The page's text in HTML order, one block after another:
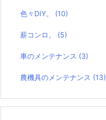
色々DIY。 (10)
薪コンロ。 (5)
車のメンテナンス (3)
農機具のメンテナンス (13)